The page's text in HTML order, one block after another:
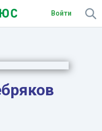
Войти